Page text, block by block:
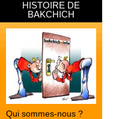
HISTOIRE DE
BAKCHICH
Qui sommes-nous ?